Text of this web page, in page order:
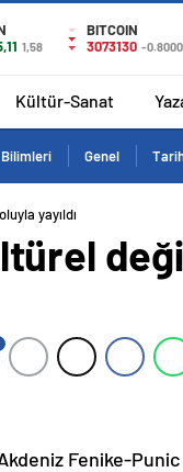
1,58
BITCOIN
3073130 -
Kültür-Sanat
Genel
yayıldı
Fenike-